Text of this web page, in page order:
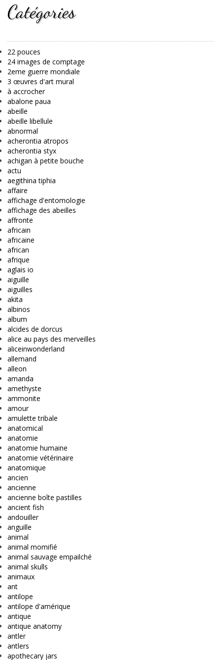
Catégories
22 pouces
24 images de comptage
2eme guerre mondiale
3 œuvres d'art mural
à accrocher
abalone paua
abeille
abeille libellule
abnormal
acherontia atropos
acherontia styx
achigan à petite bouche
actu
aegithina tiphia
affaire
affichage d'entomologie
affichage des abeilles
affronte
africain
africaine
african
afrique
aglais io
aiguille
aiguilles
akita
albinos
album
alcides de dorcus
alice au pays des merveilles
aliceinwonderland
allemand
alleon
amanda
amethyste
ammonite
amour
amulette tribale
anatomical
anatomie
anatomie humaine
anatomie vétérinaire
anatomique
ancien
ancienne
ancienne boîte pastilles
ancient fish
andouiller
anguille
animal
animal momifié
animal sauvage empailché
animal skulls
animaux
ant
antilope
antilope d'amérique
antique
antique anatomy
antler
antlers
apothecary jars